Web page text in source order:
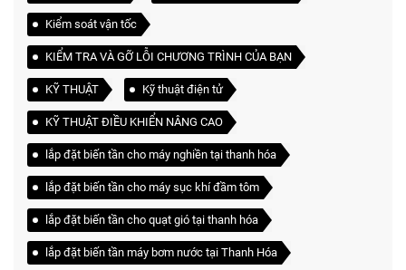
Kiểm soát vận tốc
KIỂM TRA VÀ GỠ LỖI CHƯƠNG TRÌNH CỦA BẠN
KỸ THUẬT Kỹ thuật điện tử
KỸ THUẬT ĐIỀU KHIỂN NÂNG CAO
lắp đặt biến tần cho máy nghiền tại thanh hóa
lắp đặt biến tần cho máy sục khí đầm tôm
lắp đặt biến tần cho quạt gió tại thanh hóa
lắp đặt biến tần máy bơm nước tại Thanh Hóa